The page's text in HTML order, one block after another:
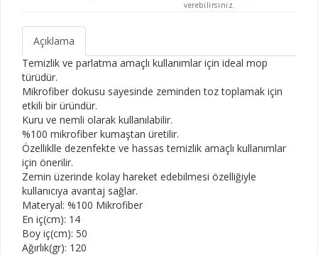
verebilirsiniz.
Açıklama
Temizlik ve parlatma amaçlı kullanımlar için ideal mop
türüdür.
Mikrofiber dokusu sayesinde zeminden toz toplamak için
etkili bir üründür.
Kuru ve nemli olarak kullanılabilir.
%100 mikrofiber kumaştan üretilir.
Özelliklle dezenfekte ve hassas temizlik amaçlı kullanımlar
için önerilir.
Zemin üzerinde kolay hareket edebilmesi özelliğiyle
kullanıcıya avantaj sağlar.
Materyal: %100 Mikrofiber
En iç(cm): 14
Boy iç(cm): 50
Ağırlık(gr): 120